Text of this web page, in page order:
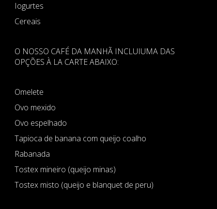
Iogurtes
Cereais
O NOSSO CAFÉ DA MANHÃ INCLUIUMA DAS
OPÇÕES À LA CARTE ABAIXO:
Omelete
Ovo mexido
Ovo espelhado
Tapioca de banana com queijo coalho
Rabanada
Tostex mineiro (queijo minas)
Tostex misto (queijo e blanquet de peru)